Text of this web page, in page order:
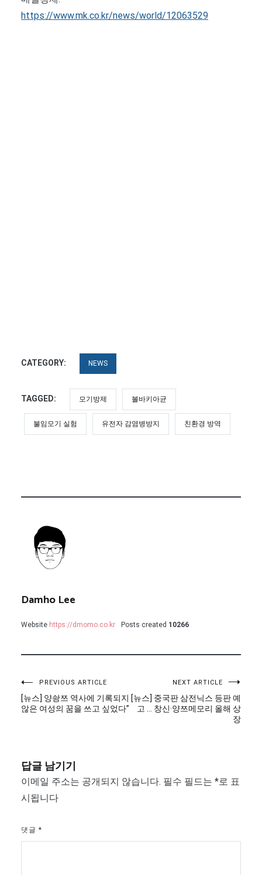
https://www.mk.co.kr/news/world/12063529
CATEGORY: NEWS
TAGGED: 모기방제 볼바키아균
불임모기 실험 유전자 감염병방지 친환경 방역
Damho Lee
Website https://dmomo.co.kr Posts created 10266
글
탐
PREVIOUS ARTICLE
[뉴스] 양솽쯔 역사에 기록되지
않은 여성의 꿈을 쓰고 싶었다”
NEXT ARTICLE
[뉴스] 중국판 삼전닉스 등판 예
고 … 창신·양쯔메모리 올해 상
장
답글 남기기
이메일 주소는 공개되지 않습니다. 필수 필드는 *로 표
시됩니다
댓글 *